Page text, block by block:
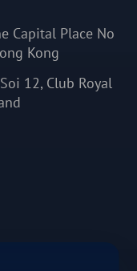
Capital Place No
Kong
12, Club Royal